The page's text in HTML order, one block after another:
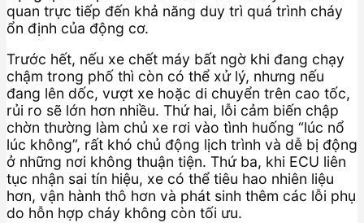
quan trực tiếp đến khả năng duy trì quá trình cháy
ổn định của động cơ.
Trước hết, nếu xe chết máy bất ngờ khi đang chạy
chậm trong phố thì còn có thể xử lý, nhưng nếu
đang lên dốc, vượt xe hoặc di chuyển trên cao tốc,
rủi ro sẽ lớn hơn nhiều. Thứ hai, lỗi cảm biến chập
chờn thường làm chủ xe rơi vào tình huống “lúc nổ
lúc không”, rất khó chủ động lịch trình và dễ bị động
ở những nơi không thuận tiện. Thứ ba, khi ECU liên
tục nhận sai tín hiệu, xe có thể tiêu hao nhiên liệu
hơn, vận hành thô hơn và phát sinh thêm các lỗi phụ
do hỗn hợp cháy không còn tối ưu.